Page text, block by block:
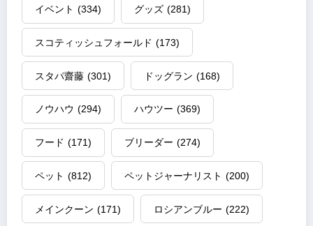
イベント (334) グッズ (281)
スコティッシュフォールド (173)
スタパ齋藤 (301) ドッグラン (168)
ノウハウ (294) ハウツー (369)
フード (171) ブリーダー (274)
ペット (812) ペットジャーナリスト (200)
メインクーン (171) ロシアンブルー (222)